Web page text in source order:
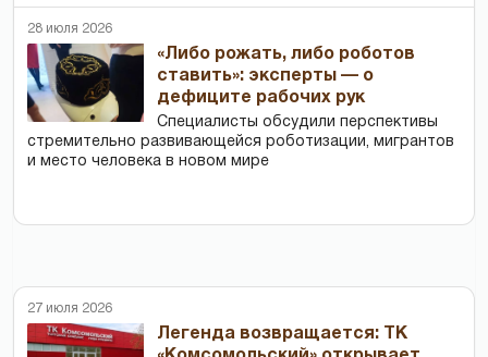
28 июля 2026
«Либо рожать, либо роботов
ставить»: эксперты — о
дефиците рабочих рук
Специалисты обсудили перспективы
стремительно развивающейся роботизации, мигрантов
и место человека в новом мире
27 июля 2026
Легенда возвращается: ТК